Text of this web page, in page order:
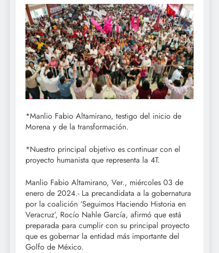
*Manlio Fabio Altamirano, testigo del inicio de
Morena y de la transformación.
*Nuestro principal objetivo es continuar con el
proyecto humanista que representa la 4T.
Manlio Fabio Altamirano, Ver., miércoles 03 de
enero de 2024.- La precandidata a la gobernatura
por la coalición ‘Seguimos Haciendo Historia en
Veracruz’, Rocío Nahle García, afirmó que está
preparada para cumplir con su principal proyecto
que es gobernar la entidad más importante del
Golfo de México.